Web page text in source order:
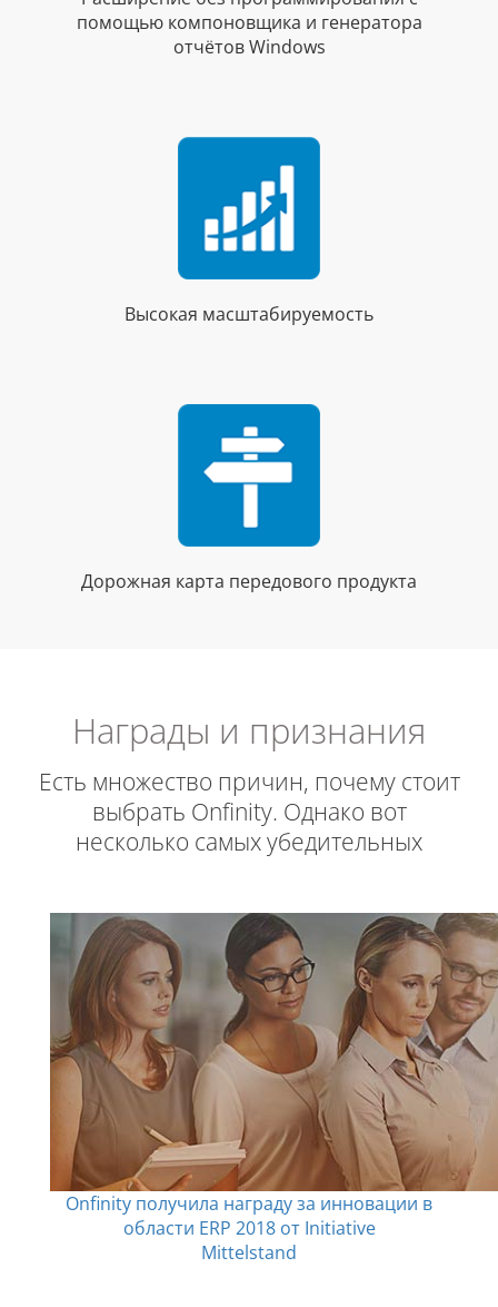
помощью компоновщика и генератора
отчётов Windows
Высокая масштабируемость
Дорожная карта передового продукта
Награды и признания
Есть множество причин, почему стоит
выбрать Onfinity. Однако вот
несколько самых убедительных
Onfinity получила награду за инновации в
области ERP 2018 от Initiative
Mittelstand